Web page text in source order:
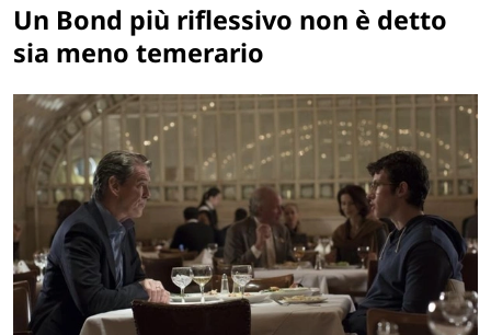
Un Bond più riflessivo non è detto
sia meno temerario